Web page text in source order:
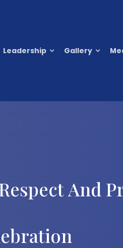
Leadership Gallery
And